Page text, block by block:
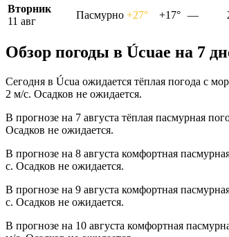
Вторник
11 авг
Пасмурно +27° +17° —
Обзор погоды в Úcuaе на 7
Сегодня в Úcua ожидается тёплая погода с
2 м/с. Осадков не ожидается.
В прогнозе на 7 августа тёплая пасмурная
Осадков не ожидается.
В прогнозе на 8 августа комфортная
с. Осадков не ожидается.
В прогнозе на 9 августа комфортная
с. Осадков не ожидается.
В прогнозе на 10 августа комфортная